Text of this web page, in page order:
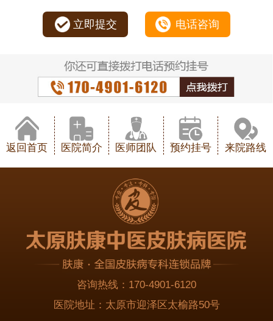
立即提交 电话咨询
返回首页 医院简介 医师团队 预约挂号 来院路线
咨询热线： 170-4901-6120
医院地址： 太原市迎泽区太榆路50号